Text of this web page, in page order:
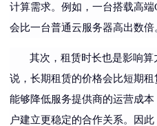
计算需求。例如，一台搭载高
会比一台普通云服务器高出数倍
其次，租赁时长也是影响
说，长期租赁的价格会比短期
能够降低服务提供商的运营成
户建立更稳定的合作关系。因